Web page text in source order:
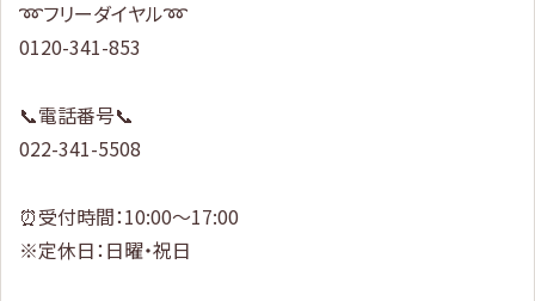
➿フリーダイヤル➿
0120-341-853
📞電話番号📞
022-341-5508
⏰受付時間：10:00～17:00
※定休日：日曜・祝日